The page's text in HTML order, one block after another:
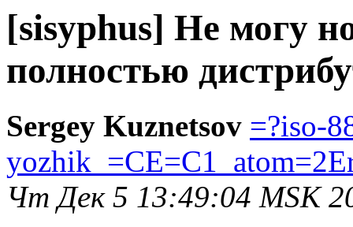
[sisyphus] Не могу
полностью
Sergey Kuznetsov =?iso-
Чт Дек 5 13:49:04 MSK